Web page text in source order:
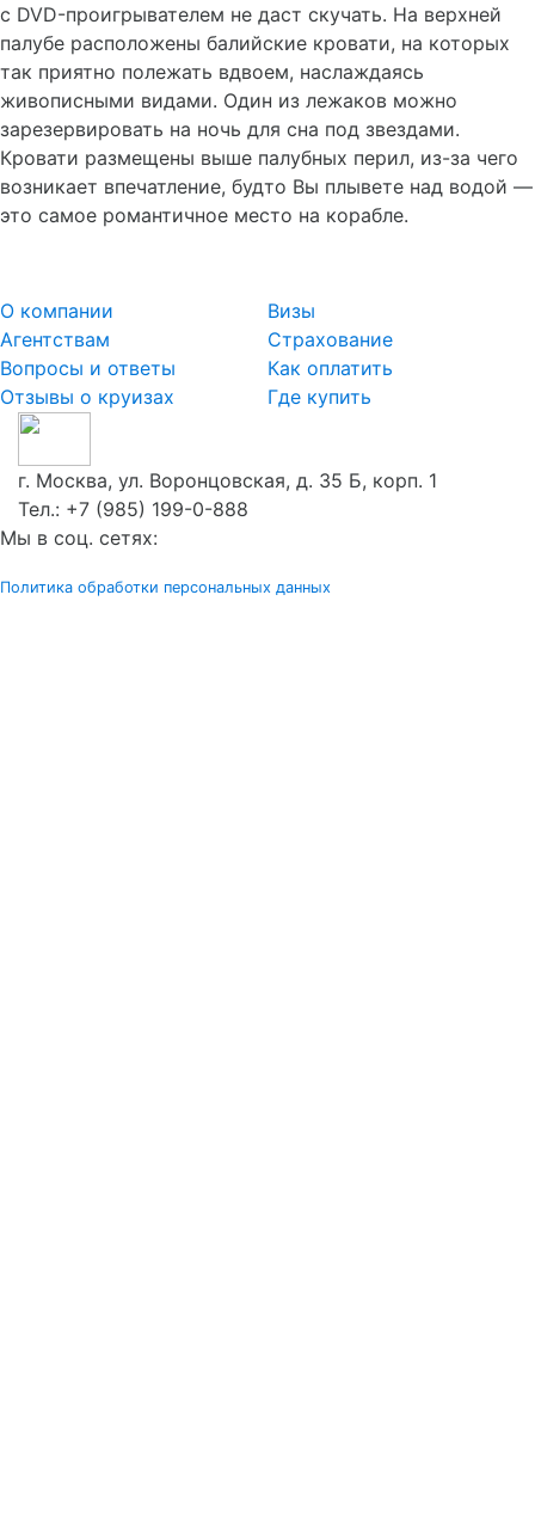
с DVD-проигрывателем не даст скучать. На верхней
палубе расположены балийские кровати, на которых
так приятно полежать вдвоем, наслаждаясь
живописными видами. Один из лежаков можно
зарезервировать на ночь для сна под звездами.
Кровати размещены выше палубных перил, из-за чего
возникает впечатление, будто Вы плывете над водой —
это самое романтичное место на корабле.
О компании
Агентствам
Вопросы и ответы
Отзывы о круизах
Визы
Страхование
Как оплатить
Где купить
г. Москва, ул. Воронцовская, д. 35 Б, корп. 1
Тел.: +7 (985) 199-0-888
Мы в соц. сетях:
Политика обработки персональных данных